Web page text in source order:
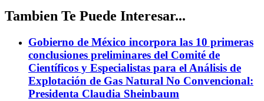
Tambien Te Puede Interesar...
Gobierno de México incorpora las 10 primeras
conclusiones preliminares del Comité de
Científicos y Especialistas para el Análisis de
Explotación de Gas Natural No Convencional:
Presidenta Claudia Sheinbaum